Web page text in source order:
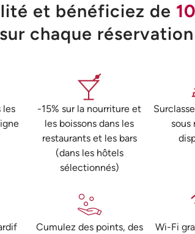
et bénéficiez de
chaque
les
-15% sur la nourriture et
les boissons dans les
restaurants et les bars
(dans les hôtels
sélectionnés)
sous
Cumulez des points, des
Wi-Fi